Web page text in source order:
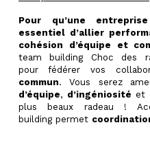
Pour qu’une
essentiel d’allier
cohésion d’équipe et
team building Choc des
pour
fédérer vos
commun. Vous serez
d’équipe, d’ingéniosité et
plus beaux radeau !
building permet